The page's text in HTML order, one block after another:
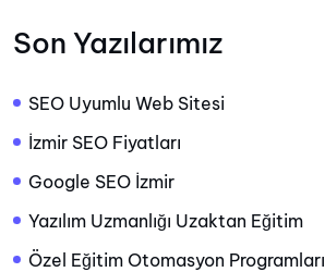
Son Yazılarımız
SEO Uyumlu Web Sitesi
İzmir SEO Fiyatları
Google SEO İzmir
Yazılım Uzmanlığı Uzaktan Eğitim
Özel Eğitim Otomasyon Programları